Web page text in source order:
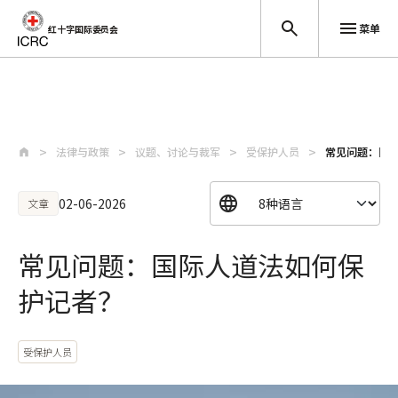
红十字国际委员会 菜单
法律与政策 议题、讨论与裁军 受保护人员 常见问题：国
文章 02-06-2026
常见问题：国际人道法如何保
护记者？
受保护人员